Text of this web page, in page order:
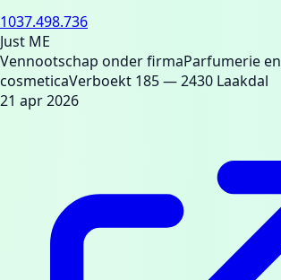
1037.498.736
Just ME
Vennootschap onder firmaParfumerie en
cosmeticaVerboekt 185— 2430 Laakdal
21 apr 2026